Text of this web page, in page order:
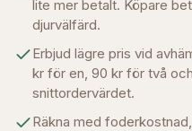
lite mer betalt. Köpare
djurvälfärd.
Erbjud lägre pris vid
kr för en, 90 kr för två
snittordervärdet.
Räkna med